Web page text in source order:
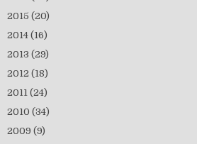
2015 (20)
2014 (16)
2013 (29)
2012 (18)
2011 (24)
2010 (34)
2009 (9)